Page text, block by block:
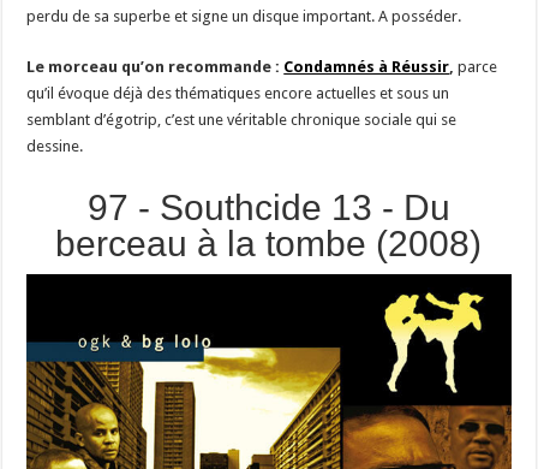
perdu de sa superbe et signe un disque important. A posséder.
Le morceau qu’on recommande : Condamnés à Réussir ,parce
qu’il évoque déjà des thématiques encore actuelles et sous un
semblant d’égotrip, c’est une véritable chronique sociale qui se
dessine.
97 - Southcide 13 - Du
berceau à la tombe (2008)